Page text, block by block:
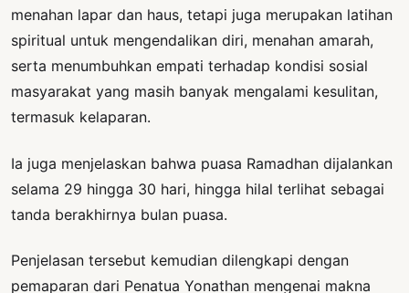
menahan lapar dan haus, tetapi juga merupakan latihan
spiritual untuk mengendalikan diri, menahan amarah,
serta menumbuhkan empati terhadap kondisi sosial
masyarakat yang masih banyak mengalami kesulitan,
termasuk kelaparan.
Ia juga menjelaskan bahwa puasa Ramadhan dijalankan
selama 29 hingga 30 hari, hingga hilal terlihat sebagai
tanda berakhirnya bulan puasa.
Penjelasan tersebut kemudian dilengkapi dengan
pemaparan dari Penatua Yonathan mengenai makna